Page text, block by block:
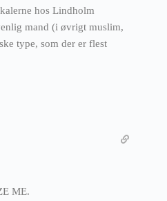
hos Lindholm
mand (i øvrigt muslim,
type, som der er flest
ME.